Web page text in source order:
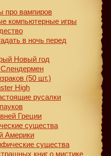
вампиров
компьютерные игры
в ночь перед
Новый год
(50 шт.)
High
русалки
Греции
существа
Америки
существа
книг о мистике